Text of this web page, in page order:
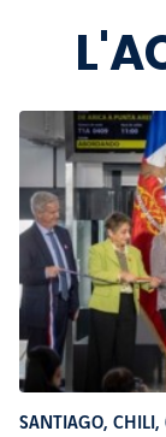
SANTIAGO, CHILI,